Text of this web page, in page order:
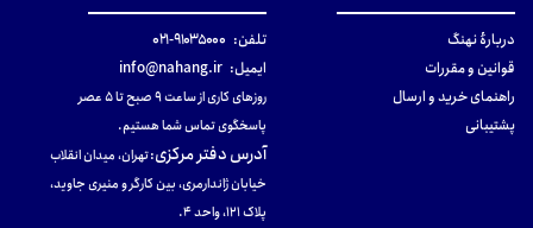
دربارهٔ نهنگ
قوانین و مقررات
راهنمای خرید و ارسال
پشتیبانی
تلفن: ۹۱۰۳۵۰۰۰-۰۲۱
ایمیل: info@nahang.ir
روزهای کاری از ساعت ۹ صبح تا ۵ عصر
پاسخگوی تماس شما هستیم.
آدرس دفتر مرکزی:تهران، میدان انقلاب
خیابان ژاندارمری، بین کارگر و منیری جاوید،
پلاک 121، واحد ۴.